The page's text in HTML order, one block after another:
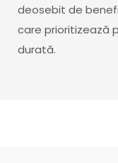
deosebit de
care prioritizează
durată.